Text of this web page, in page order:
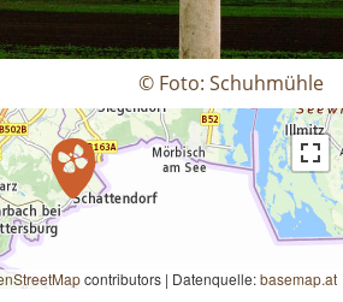
© Foto: Schuhmühle
contributors | Datenquelle:basemap.at